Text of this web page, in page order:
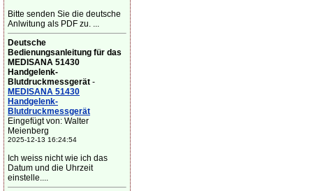
Bitte senden Sie die deutsche
Anlwitung als PDF zu. ...
Deutsche
Bedienungsanleitung für das
MEDISANA 51430
Handgelenk-
Blutdruckmessgerät -
MEDISANA 51430
Handgelenk-
Blutdruckmessgerät
Eingefügt von: Walter
Meienberg
2025-12-13 16:24:54
Ich weiss nicht wie ich das
Datum und die Uhrzeit
einstelle....